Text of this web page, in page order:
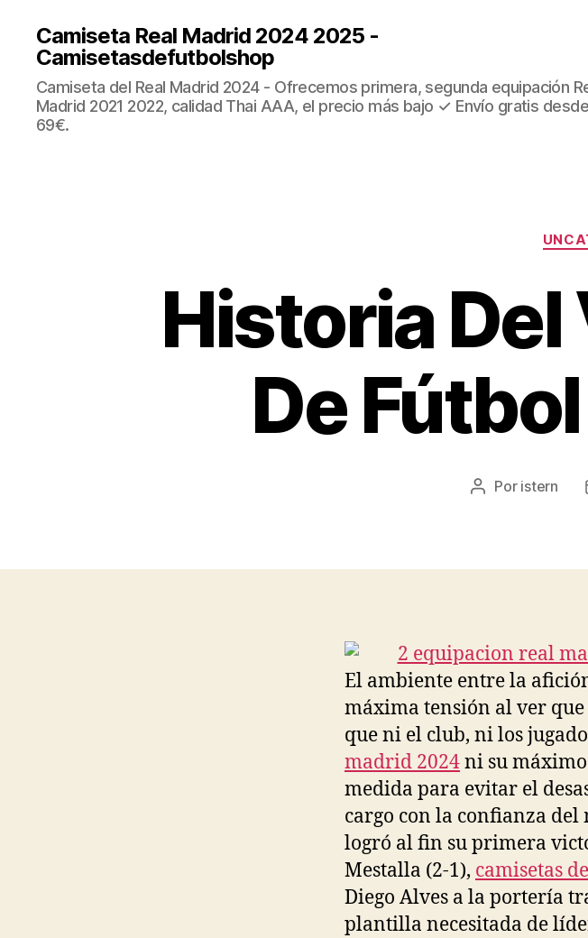
Camiseta Real Madrid 2024 2025 -
Camisetasdefutbolshop
Camiseta del Real Madrid 2024 - Ofrecemos primera, segunda equipación
Madrid 2021 2022, calidad Thai AAA, el precio más bajo ✓ Envío gratis desde
69€.
Historia Del
De
Autor
Por istern
El ambiente entre la
máxima tensión al ver
que ni el club, ni los
madrid 2024ni su
medida para evitar el
cargo con la confianza
logró al fin su primera
Mestalla (2-1), camisetas
Diego Alves a la portería
plantilla necesitada de